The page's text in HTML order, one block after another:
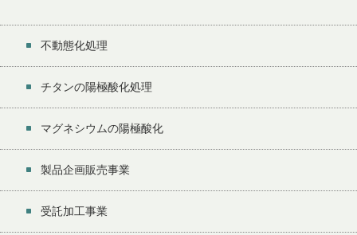
不動態化処理
チタンの陽極酸化処理
マグネシウムの陽極酸化
製品企画販売事業
受託加工事業